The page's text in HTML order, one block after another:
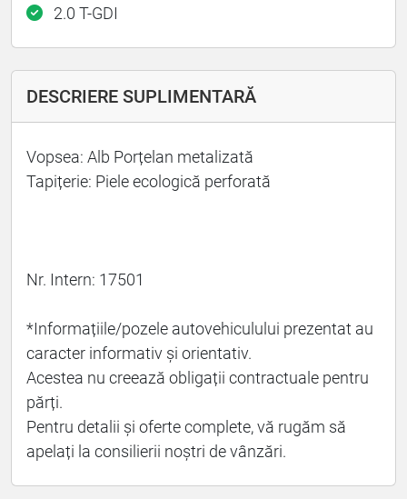
2.0 T-GDI
DESCRIERE SUPLIMENTARĂ
Vopsea: Alb Porțelan metalizată
Tapițerie: Piele ecologică perforată
Nr. Intern: 17501
*Informațiile/pozele autovehiculului prezentat au
caracter informativ și orientativ.
Acestea nu creează obligații contractuale pentru
părți.
Pentru detalii și oferte complete, vă rugăm să
apelați la consilierii noștri de vânzări.